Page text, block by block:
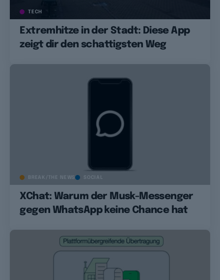
TECH
Extremhitze in der Stadt: Diese App
zeigt dir den schattigsten Weg
BREAK/THE NEWS SOCIAL
XChat: Warum der Musk-Messenger
gegen WhatsApp keine Chance hat